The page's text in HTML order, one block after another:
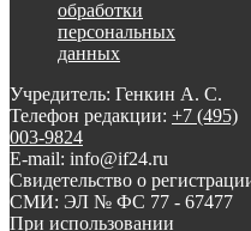
обработки
персональных
данных
Учредитель: Генкин А. С.
Телефон редакции: +7 (495)
003-9824
E-mail: info@if24.ru
Свидетельство о
СМИ: ЭЛ № ФС 77 - 67477
При использовании